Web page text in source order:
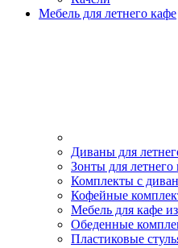
Мебель для летнего кафе
Диваны для
Зонты для летнего
Комплекты с
Кофейные
Мебель для кафе
Обеденные
Пластиковые